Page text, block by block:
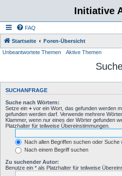
Initiative
FAQ
Startseite
Foren-Übersicht
Unbeantwortete Themen
Aktive Themen
SUCHANFRAGE
Suche nach Wörtern:
Setze ein + vor ein Wort, das gefunden werden
gefunden werden darf. Verwende mehrere
Klammer, wenn nur eines der Wörter gefunden
Platzhalter für teilweise Übereinstimmungen.
Nach allen Begriffen suchen oder Suche
Nach einem Begriff suchen
Zu suchender Autor:
Benutze ein * als Platzhalter für teilweise